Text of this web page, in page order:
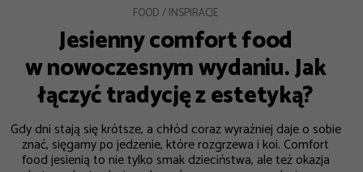
FOOD INSPIRACJE
Jesienny comfort food
w nowoczesnym wydaniu. Jak
łączyć tradycję z estetyką?
Gdy dni stają się krótsze, a chłód coraz wyraźniej daje o sobie
znać, sięgamy po jedzenie, które rozgrzewa i koi. Comfort
food jesienią to nie tylko smak dzieciństwa, ale też okazja